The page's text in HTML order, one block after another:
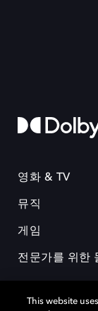
영화 & TV
뮤직
게임
전문가를 위한
This website